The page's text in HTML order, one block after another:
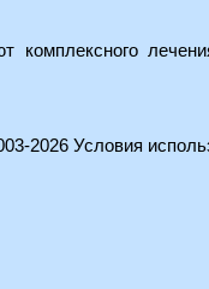
комплексного
2026 Условия